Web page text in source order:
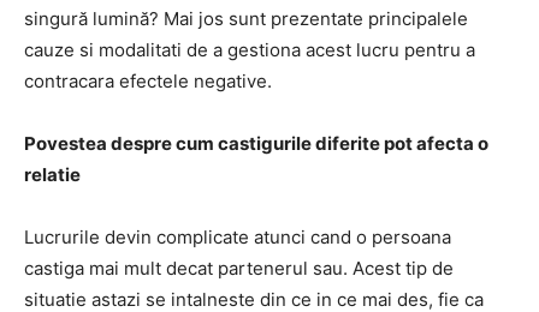
singură lumină? Mai jos sunt prezentate principalele
cauze si modalitati de a gestiona acest lucru pentru a
contracara efectele negative.
Povestea despre cum castigurile diferite pot afecta o
relatie
Lucrurile devin complicate atunci cand o persoana
castiga mai mult decat partenerul sau. Acest tip de
situatie astazi se intalneste din ce in ce mai des, fie ca